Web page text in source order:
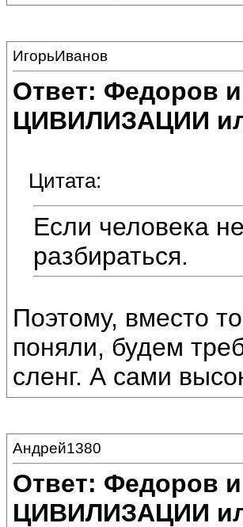
ИгорьИванов
Ответ: Федоров
ЦИВИЛИЗАЦИИ
Цитата:
Если человека
разбираться.
Поэтому, вместо
поняли, будем
сленг. А сами
Андрей1380
Ответ: Федоров
ЦИВИЛИЗАЦИИ